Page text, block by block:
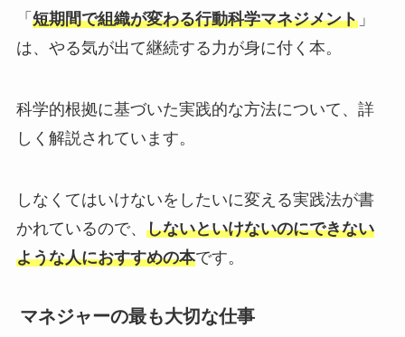
「 短期間で組織が変わる行動科学マネジメント」
は、やる気が出て継続する力が身に付く本。
科学的根拠に基づいた実践的な方法について、詳
しく解説されています。
しなくてはいけないをしたいに変える実践法が書
かれているので、 しないといけないのにできない
ような人におすすめの本です。
マネジャーの最も大切な仕事